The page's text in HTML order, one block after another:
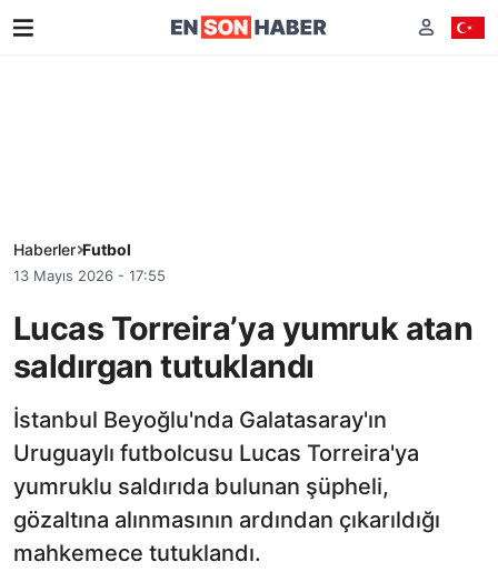
Haberler Futbol
13 Mayıs 2026 - 17:55
Lucas Torreira’ya yumruk atan
saldırgan tutuklandı
İstanbul Beyoğlu'nda Galatasaray'ın
Uruguaylı futbolcusu Lucas Torreira'ya
yumruklu saldırıda bulunan şüpheli,
gözaltına alınmasının ardından çıkarıldığı
mahkemece tutuklandı.